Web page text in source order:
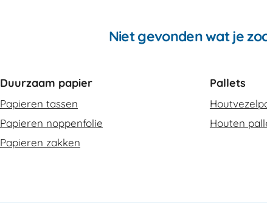
Niet gevonden wat je
Duurzaam papier
Papieren tassen
Papieren noppenfolie
Papieren zakken
Pallets
Houten